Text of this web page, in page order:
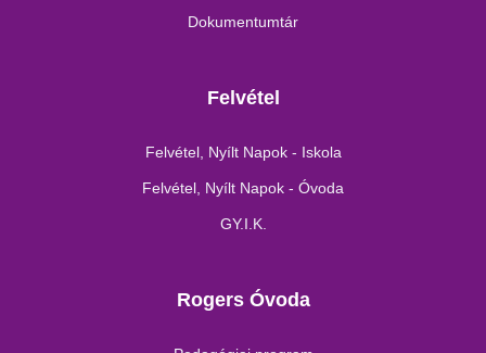
Dokumentumtár
Felvétel
Felvétel, Nyílt Napok - Iskola
Felvétel, Nyílt Napok - Óvoda
GY.I.K.
Rogers Óvoda